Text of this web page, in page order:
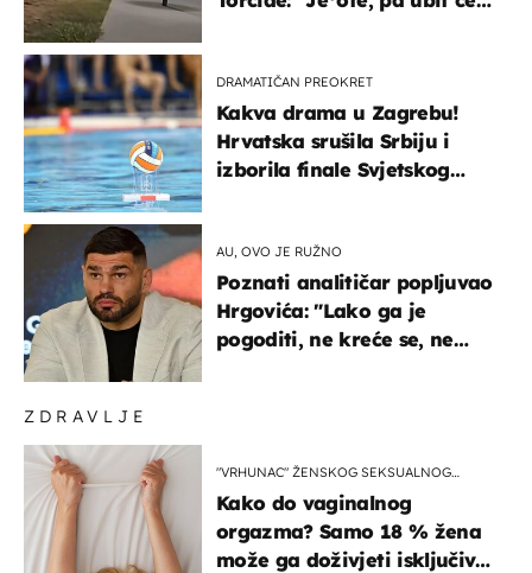
ZDRAVLJE
"VRHUNAC" ŽENSKOG SEKSUALNOG
Kako do vaginalnog
orgazma? Samo 18 % žena
može ga doživjeti isključivo
DRAMATIČAN PREOKRET
Kakva drama u Zagrebu!
Hrvatska srušila Srbiju i
izborila finale Svjetskog
AU, OVO JE RUŽNO
Poznati analitičar popljuvao
Hrgovića: "Lako ga je
pogoditi, ne kreće se, ne